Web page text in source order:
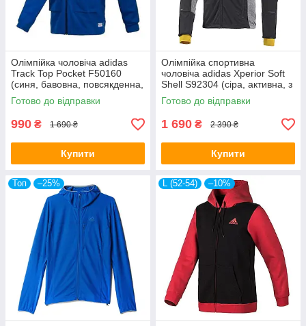
Олімпійка чоловіча adidas
Track Top Pocket F50160
(синя, бавовна, повсякденна,
класика, бренд адідас)
Готово до відправки
990 ₴ 1 690 ₴
Купити
Олімпійка спортивна
чоловіча adidas Xperior Soft
Shell S92304 (сіра, активна, з
блискавкою, логотип адідас)
Готово до відправки
1 690 ₴ 2 390 ₴
Купити
Топ –25% L (52-54) –10%